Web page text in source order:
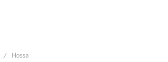
Hossa